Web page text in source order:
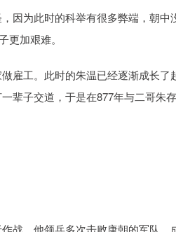
因为此时的科举有很多弊端，朝中
加艰难。
雇工。此时的朱温已经逐渐成长了
辈子交道，于是在877年与二哥朱
战，他领兵多次击败唐朝的军队，